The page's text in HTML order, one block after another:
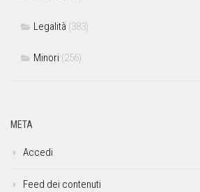
Legalità (383)
Minori (256)
META
Accedi
Feed dei contenuti